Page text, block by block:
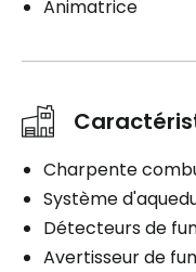
Animatrice
Charpente
Système
Détecteurs de
Avertisseur de